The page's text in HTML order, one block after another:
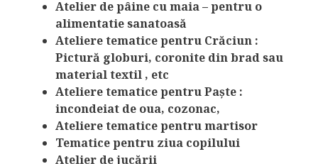
Atelier de pâine cu maia – pentru o
alimentatie sanatoasă
Ateliere tematice pentru Crăciun :
Pictură globuri, coronite din brad sau
material textil , etc
Ateliere tematice pentru Paște :
incondeiat de oua, cozonac,
Ateliere tematice pentru martisor
Tematice pentru ziua copilului
Atelier de jucării